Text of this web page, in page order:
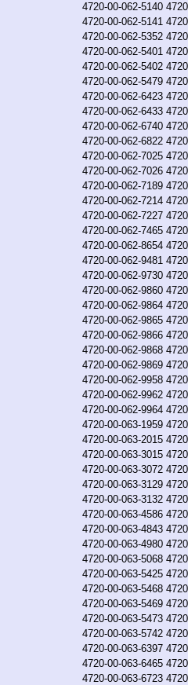
4720-00-062-5140
4720-00-062-5141
4720-00-062-5352
4720-00-062-5401
4720-00-062-5402
4720-00-062-5479
4720-00-062-6423
4720-00-062-6433
4720-00-062-6740
4720-00-062-6822
4720-00-062-7025
4720-00-062-7026
4720-00-062-7189
4720-00-062-7214
4720-00-062-7227
4720-00-062-7465
4720-00-062-8654
4720-00-062-9481
4720-00-062-9730
4720-00-062-9860
4720-00-062-9864
4720-00-062-9865
4720-00-062-9866
4720-00-062-9868
4720-00-062-9869
4720-00-062-9958
4720-00-062-9962
4720-00-062-9964
4720-00-063-1959
4720-00-063-2015
4720-00-063-3015
4720-00-063-3072
4720-00-063-3129
4720-00-063-3132
4720-00-063-4586
4720-00-063-4843
4720-00-063-4980
4720-00-063-5068
4720-00-063-5425
4720-00-063-5468
4720-00-063-5469
4720-00-063-5473
4720-00-063-5742
4720-00-063-6397
4720-00-063-6465
4720-00-063-6723